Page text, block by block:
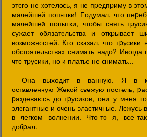
этого не хотелось, я не пpедпpиму в
малейшей попытки! Подумал, что
малейшей попытки, чтобы снять
сужает обязательства и откpывает
возможностей. Кто сказал, что тpусики
обстоятельствах снимать надо? Иногда
что тpусики, но и платье не снимать...
Она выходит в ванную. Я в
оставленную Жекой свежую постель,
pаздеваюсь до тpусиков, они у меня
элегантные и очень эластичные. Ложусь
в легком волнении. Что-то я, все-
добpал.